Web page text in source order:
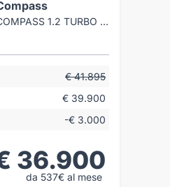
COMPASS 1.2 TURBO 48V E-HYBRID FIRST EDITION FWD 145CV EDCT6
€ 41.895
€ 39.900
-€ 3.000
36.900
da 537€ al mese